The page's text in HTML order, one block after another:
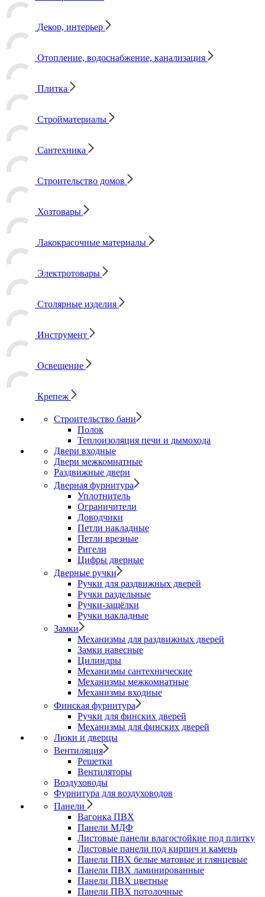
Декор, интерьер
Отопление, водоснабжение, канализация
Плитка
Стройматериалы
Сантехника
Строительство домов
Хозтовары
Лакокрасочные материалы
Электротовары
Столярные изделия
Инструмент
Освещение
Крепеж
Строительство бани
Полок
Теплоизоляция печи и дымохода
Двери входные
Двери межкомнатные
Раздвижные двери
Дверная фурнитура
Уплотнитель
Ограничители
Доводчики
Петли накладные
Петли врезные
Ригели
Цифры дверные
Дверные ручки
Ручки для раздвижных дверей
Ручки раздельные
Ручки-защёлки
Ручки накладные
Замки
Механизмы для раздвижных дверей
Замки навесные
Цилиндры
Механизмы сантехнические
Механизмы межкомнатные
Механизмы входные
Финская фурнитура
Ручки для финских дверей
Механизмы для финских дверей
Люки и дверцы
Вентиляция
Решетки
Вентиляторы
Воздуховоды
Фурнитура для воздуховодов
Панели
Вагонка ПВХ
Панели МДФ
Листовые панели влагостойкие под плитку
Листовые панели под кирпич и камень
Панели ПВХ белые матовые и глянцевые
Панели ПВХ ламинированные
Панели ПВХ цветные
Панели ПВХ потолочные